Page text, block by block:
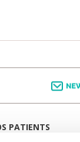
PATIENTS